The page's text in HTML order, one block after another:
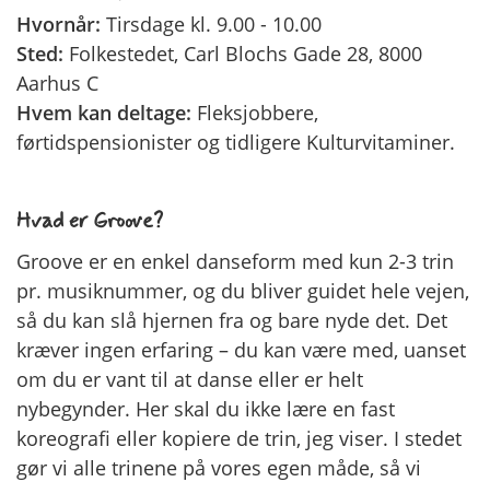
Hvornår: Tirsdage kl. 9.00 - 10.00
Sted: Folkestedet, Carl Blochs Gade 28, 8000
Aarhus C
Hvem kan deltage: Fleksjobbere,
førtidspensionister og tidligere Kulturvitaminer.
Hvad er Groove?
Groove er en enkel danseform med kun 2-3 trin
pr. musiknummer, og du bliver guidet hele vejen,
så du kan slå hjernen fra og bare nyde det. Det
kræver ingen erfaring – du kan være med, uanset
om du er vant til at danse eller er helt
nybegynder. Her skal du ikke lære en fast
koreografi eller kopiere de trin, jeg viser. I stedet
gør vi alle trinene på vores egen måde, så vi